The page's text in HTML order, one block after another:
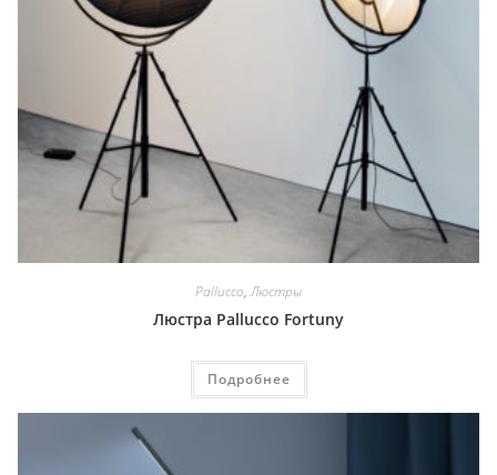
Pallucco,Люстры
Люстра Pallucco Fortuny
Подробнее